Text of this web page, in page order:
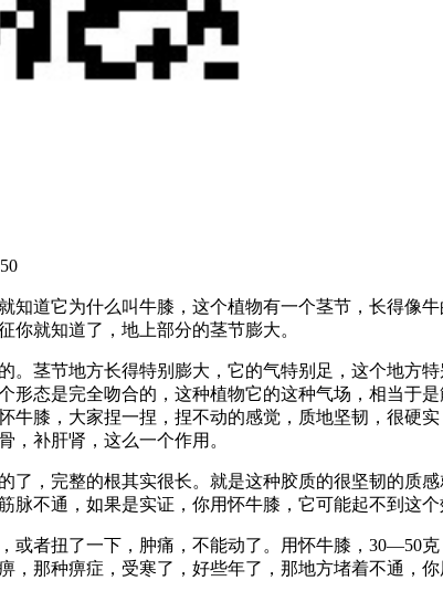
知道它为什么叫牛膝，这个植物有一个茎节，长得像
你就知道了，地上部分的茎节膨大。
。茎节地方长得特别膨大，它的气特别足，这个地方
形态是完全吻合的，这种植物它的这种气场，相当于
牛膝，大家捏一捏，捏不动的感觉，质地坚韧，很硬
，补肝肾，这么一个作用。
了，完整的根其实很长。就是这种胶质的很坚韧的质
不通，如果是实证，你用怀牛膝，它可能起不到这
或者扭了一下，肿痛，不能动了。用怀牛膝，30—50
，那种痹症，受寒了，好些年了，那地方堵着不通，